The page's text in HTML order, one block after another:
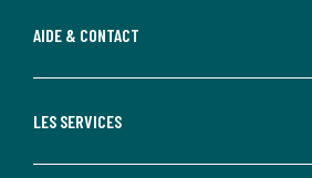
AIDE & CONTACT
LES SERVICES